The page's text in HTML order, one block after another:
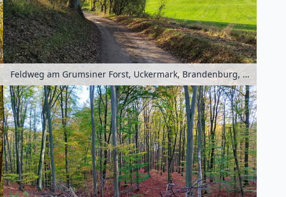
Feldweg am Grumsiner Forst, Uckermark, Brandenburg, Deutschland